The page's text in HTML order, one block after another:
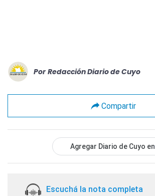
Por Redacción Diario de Cuyo
Compartir
Agregar Diario de Cuyo en
Escuchá la nota completa